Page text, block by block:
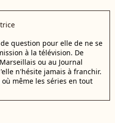
question pour elle de ne se
à la télévision. De
ou au Journal
n'hésite jamais à franchir.
même les séries en tout